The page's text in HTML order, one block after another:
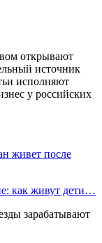
открывают
источник
исполняют
у российских
живет после
как живут дети…